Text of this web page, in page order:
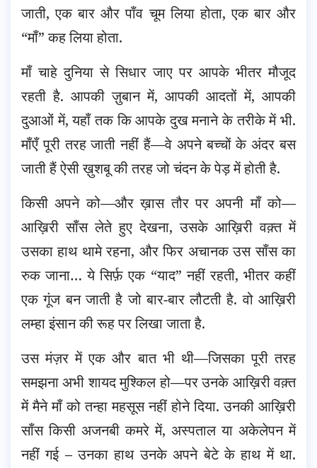
जाती, एक बार और पाँव चूम लिया होता, एक बार और
“माँ” कह लिया होता.
माँ चाहे दुनिया से सिधार जाए पर आपके भीतर मौजूद
रहती है. आपकी ज़ुबान में, आपकी आदतों में, आपकी
दुआओं में, यहाँ तक कि आपके दुख मनाने के तरीके में भी.
माँएँ पूरी तरह जाती नहीं हैं—वे अपने बच्चों के अंदर बस
जाती हैं ऐसी ख़ुशबू की तरह जो चंदन के पेड़ में होती है.
किसी अपने को—और ख़ास तौर पर अपनी माँ को—
आख़िरी साँस लेते हुए देखना, उसके आख़िरी वक़्त में
उसका हाथ थामे रहना, और फिर अचानक उस साँस का
रुक जाना… ये सिर्फ़ एक “याद” नहीं रहती, भीतर कहीं
एक गूंज बन जाती है जो बार-बार लौटती है. वो आख़िरी
लम्हा इंसान की रूह पर लिखा जाता है.
उस मंज़र में एक और बात भी थी—जिसका पूरी तरह
समझना अभी शायद मुश्किल हो—पर उनके आख़िरी वक़्त
में मैने माँ को तन्हा महसूस नहीं होने दिया. उनकी आख़िरी
साँस किसी अजनबी कमरे में, अस्पताल या अकेलेपन में
नहीं गई – उनका हाथ उनके अपने बेटे के हाथ में था.